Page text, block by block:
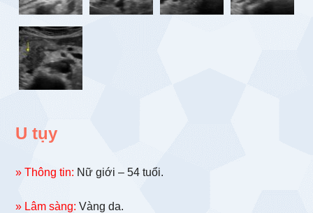
U tụy
» Thông tin: Nữ giới – 54 tuổi.
» Lâm sàng: Vàng da.